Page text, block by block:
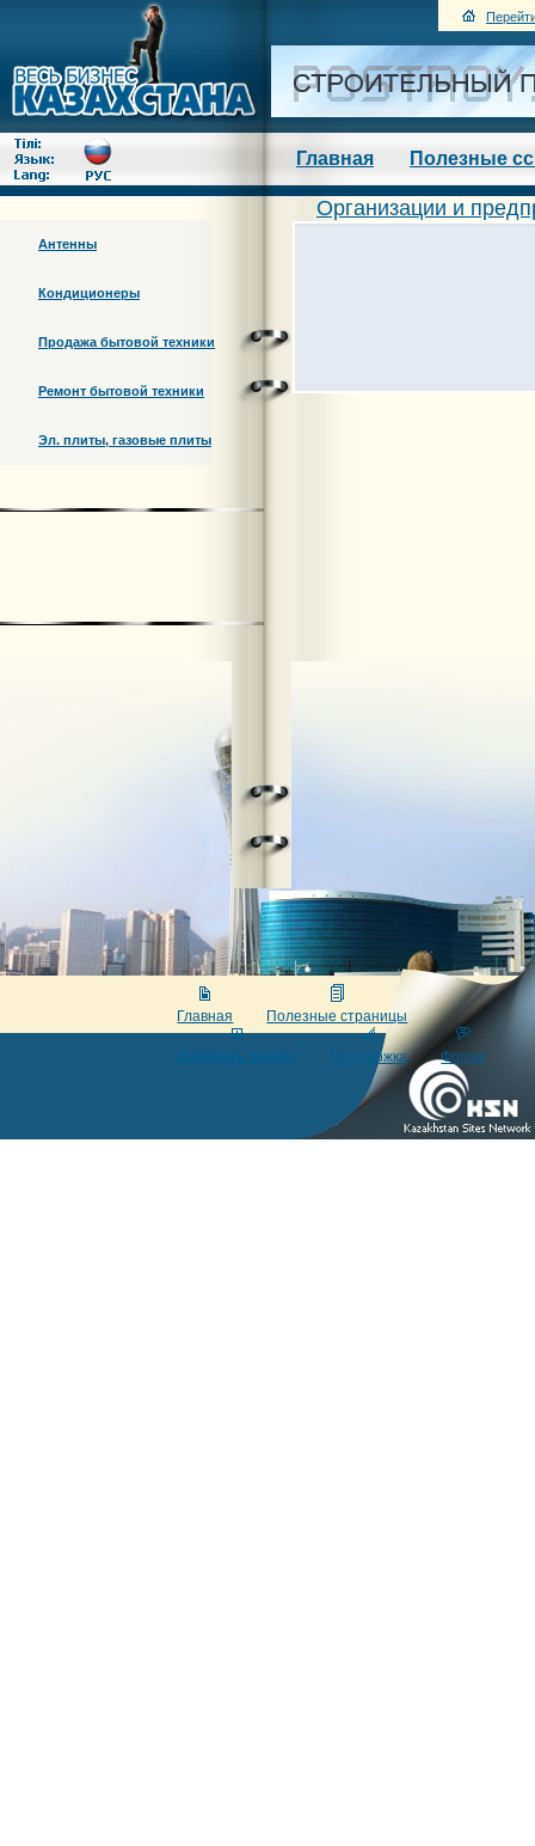
Главная Полезные
Антенны
Кондиционеры
Продажа бытовой техники
Ремонт бытовой техники
Эл. плиты, газовые плиты
Организации и
Главная Полезные страницы
Добавить фирму Поддержка Форум